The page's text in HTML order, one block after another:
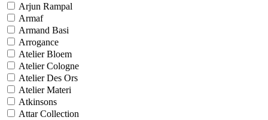
Arjun Rampal
Armaf
Armand Basi
Arrogance
Atelier Bloem
Atelier Cologne
Atelier Des Ors
Atelier Materi
Atkinsons
Attar Collection